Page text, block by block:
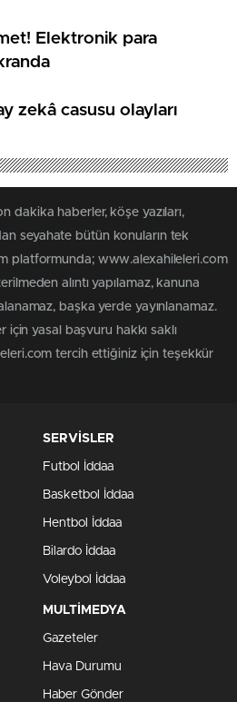
Elektronik para
zekâ casusu olayları
dakika haberler, köşe yazıları,
seyahate bütün konuların tek
platformunda; www.alexahileleri.com
alıntı yapılamaz, kanuna
başka yerde yayınlanamaz.
için yasal başvuru hakkı saklı
tercih ettiğiniz için teşekkür
SERVİSLER
Futbol İddaa
Basketbol İddaa
Hentbol İddaa
Bilardo İddaa
Voleybol İddaa
MULTİMEDYA
Gazeteler
Hava Durumu
Haber Gönder